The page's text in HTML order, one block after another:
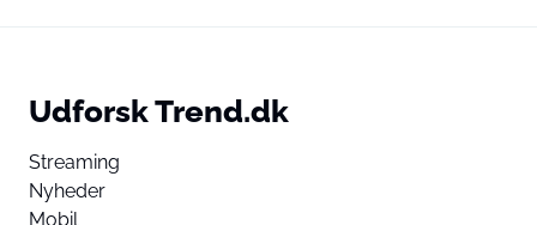
Udforsk Trend.dk
Streaming
Nyheder
Mobil